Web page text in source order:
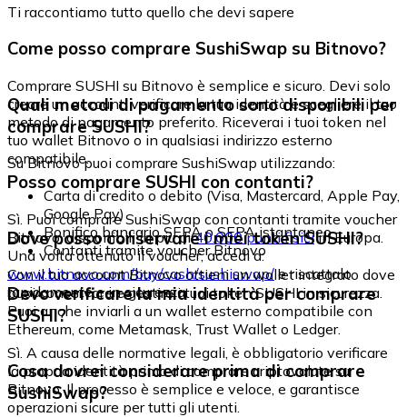
Ti raccontiamo tutto quello che devi sapere
Come posso comprare SushiSwap su Bitnovo?
Comprare SUSHI su Bitnovo è semplice e sicuro. Devi solo
creare un account, verificare la tua identità e scegliere il tuo
metodo di pagamento preferito. Riceverai i tuoi token nel
tuo wallet Bitnovo o in qualsiasi indirizzo esterno
compatibile.
Quali metodi di pagamento sono disponibili per
comprare SUSHI?
Su Bitnovo puoi comprare SushiSwap utilizzando:
Carta di credito o debito (Visa, Mastercard, Apple Pay,
Google Pay)
Bonifico bancario SEPA o SEPA istantaneo
Contanti tramite voucher Bitnovo
Posso comprare SUSHI con contanti?
Sì. Puoi comprare SushiSwap con contanti tramite voucher
Bitnovo, disponibili in più di40.000 punti fisiciin Europa.
Una volta ottenuto il voucher, accedi a:
www.bitnovo.com/buy/cash/sushiswap/e riscattalo
rapidamente e in sicurezza.
Dove posso conservare i miei token SUSHI?
Con il tuo account Bitnovo ottieni un wallet integrato dove
puoi conservare e gestire i tuoi token SUSHI in sicurezza.
Puoi anche inviarli a un wallet esterno compatibile con
Ethereum, come Metamask, Trust Wallet o Ledger.
Devo verificare la mia identità per comprare
SUSHI?
Sì. A causa delle normative legali, è obbligatorio verificare
la propria identità prima di comprare criptovalute su
Bitnovo. Il processo è semplice e veloce, e garantisce
operazioni sicure per tutti gli utenti.
Cosa dovrei considerare prima di comprare
SushiSwap?